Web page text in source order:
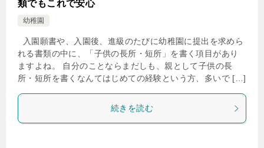
類でもこれで安心
幼稚園
入園願書や、入園後、進級のたびに幼稚園に提出を求めら
れる書類の中に、「子供の長所・短所」を書く項目があり
ますよね。 自分のことならまだしも、親として子供の長
所・短所を書くなんてはじめての経験という方、多いで […]
続きを読む